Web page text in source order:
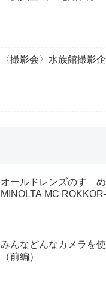
〈撮影会〉水族館撮影
オールドレンズのすゝ
MINOLTA MC
みんなどんなカメラを
（前編）